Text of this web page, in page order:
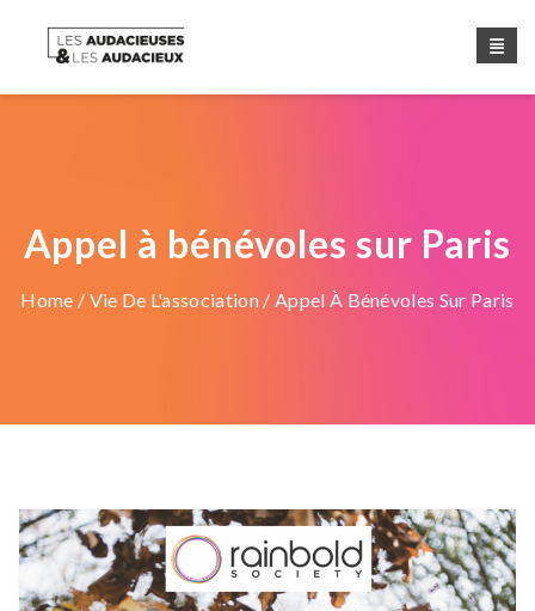
Appel à bénévoles sur Paris
Home / Vie De L'association / Appel À Bénévoles Sur Paris